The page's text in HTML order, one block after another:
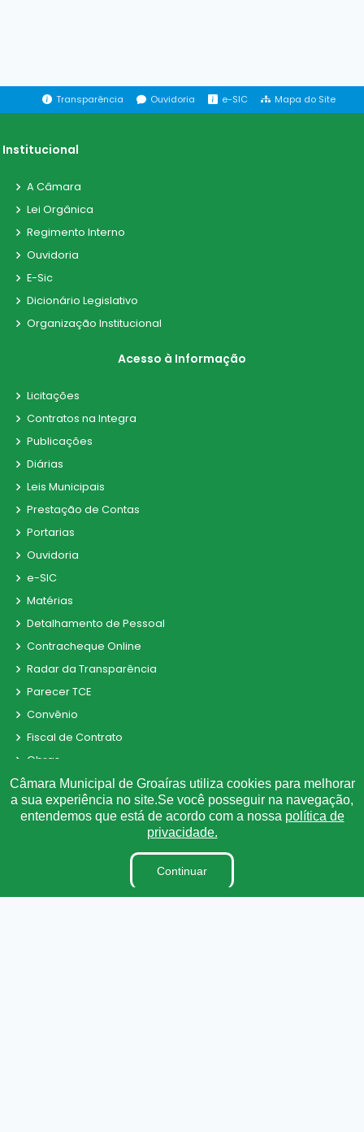
Transparência Ouvidoria e-SIC Mapa do Site
Institucional
A Câmara
Lei Orgânica
Regimento Interno
Ouvidoria
E-Sic
Dicionário Legislativo
Organização Institucional
Acesso à Informação
Licitações
Contratos na Integra
Publicações
Diárias
Leis Municipais
Prestação de Contas
Portarias
Ouvidoria
e-SIC
Matérias
Detalhamento de Pessoal
Contracheque Online
Radar da Transparência
Parecer TCE
Convênio
Fiscal de Contrato
Obras
Sigilo de Documentos
Tabela de Diárias
Organização Institucional
Câmara Municipal de Groaíras utiliza cookies para melhorar
a sua experiência no site.Se você posseguir na navegação,
entendemos que está de acordo com a nossa política de
privacidade.
Continuar